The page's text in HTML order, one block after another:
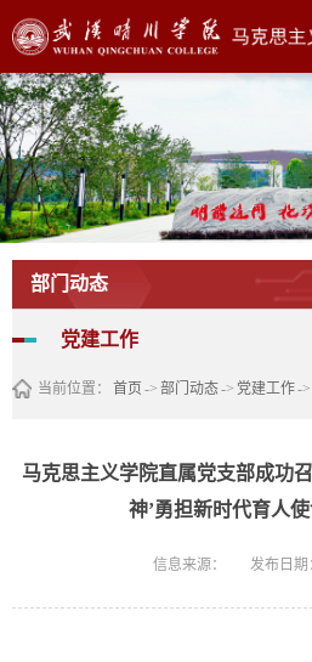
部门动态
党建工作
当前位置： 首页 -> 部门动态-> 党建工作->
马克思主义学院直属党支部成功
神’勇担新时代育人
信息来源： 发布日期